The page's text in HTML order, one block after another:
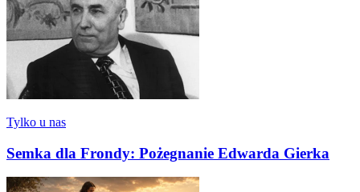
Tylko u nas
Semka dla Frondy: Pożegnanie Edwarda Gierka